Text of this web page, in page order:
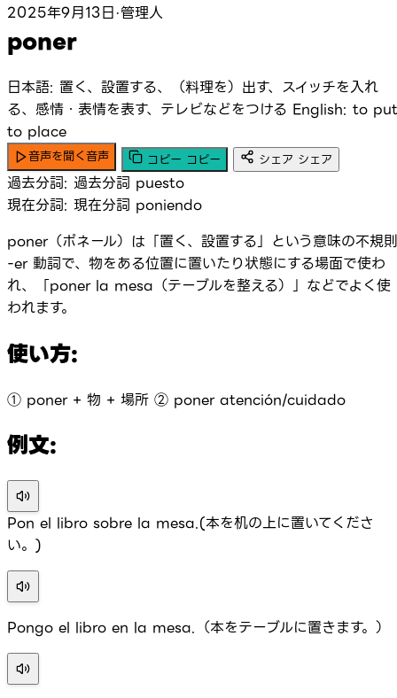
2025年9月13日·管理人
poner
日本語: 置く、設置する、（料理を）出す、スイッチを入れ
る、感情・表情を表す、テレビなどをつける English: to
to place
音声を聞く音声 コピー コピー シェア シェア
過去分詞: 過去分詞 puesto
現在分詞: 現在分詞 poniendo
poner（ポネール）は「置く、設置する」という意味の不規則
-er 動詞で、物をある位置に置いたり状態にする場面で使わ
れ、「poner la mesa（テーブルを整える）」などでよく使
われます。
使い方:
① poner + 物 + 場所 ② poner atención/cuidado
例文:
Pon el libro sobre la mesa.(本を机の上に置いてくださ
い。)
Pongo el libro en la mesa.（本をテーブルに置きます。）